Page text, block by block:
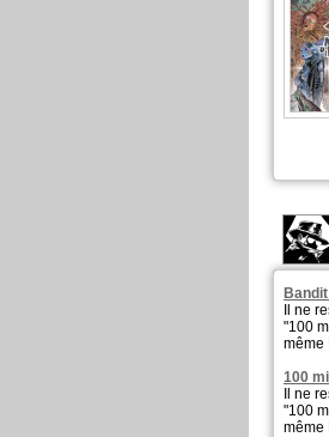
Il ne
"100
même
100
Il ne
"100
même